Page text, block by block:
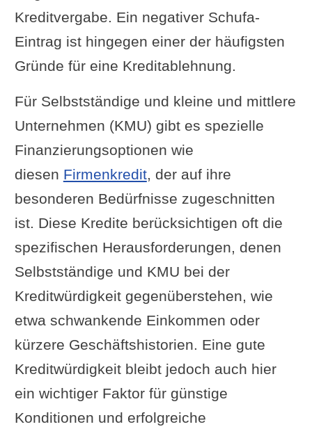
Kreditvergabe. Ein negativer Schufa-
Eintrag ist hingegen einer der häufigsten
Gründe für eine Kreditablehnung.
Für Selbstständige und kleine und mittlere
Unternehmen (KMU) gibt es spezielle
Finanzierungsoptionen wie
diesen Firmenkredit, der auf ihre
besonderen Bedürfnisse zugeschnitten
ist. Diese Kredite berücksichtigen oft die
spezifischen Herausforderungen, denen
Selbstständige und KMU bei der
Kreditwürdigkeit gegenüberstehen, wie
etwa schwankende Einkommen oder
kürzere Geschäftshistorien. Eine gute
Kreditwürdigkeit bleibt jedoch auch hier
ein wichtiger Faktor für günstige
Konditionen und erfolgreiche